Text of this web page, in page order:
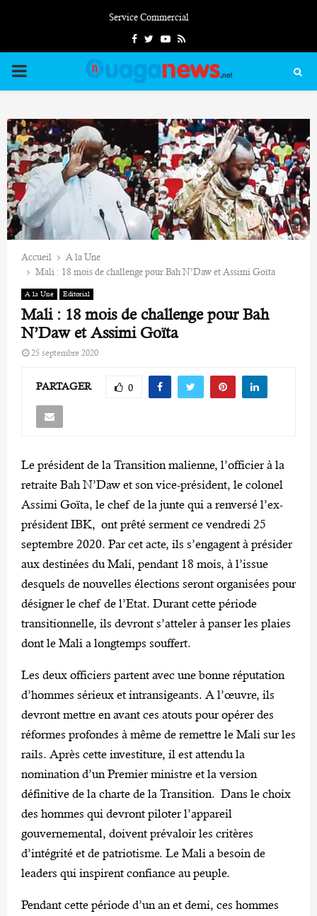
Service Commercial
FacebookTwitterYoutube
Rss
PRIMARY
Accueil
A la Une
Mali : 18 mois de challenge pour Bah N’Daw et Assimi Goïta
A la Une Editorial
Mali : 18 mois de challenge pour Bah
N’Daw et Assimi Goïta
25 septembre 2020
PARTAGER 0
Le président de la Transition malienne, l’officier à la
retraite Bah N’Daw et son vice-président, le colonel
Assimi Goïta, le chef de la junte qui a renversé l’ex-
président IBK, ont prêté serment ce vendredi 25
septembre 2020. Par cet acte, ils s’engagent à présider
aux destinées du Mali, pendant 18 mois, à l’issue
desquels de nouvelles élections seront organisées pour
désigner le chef de l’Etat. Durant cette période
transitionnelle, ils devront s’atteler à panser les plaies
dont le Mali a longtemps souffert.
Les deux officiers partent avec une bonne réputation
d’hommes sérieux et intransigeants. A l’œuvre, ils
devront mettre en avant ces atouts pour opérer des
réformes profondes à même de remettre le Mali sur les
rails. Après cette investiture, il est attendu la
nomination d’un Premier ministre et la version
définitive de la charte de la Transition. Dans le choix
des hommes qui devront piloter l’appareil
gouvernemental, doivent prévaloir les critères
d’intégrité et de patriotisme. Le Mali a besoin de
leaders qui inspirent confiance au peuple.
Pendant cette période d’un an et demi, ces hommes